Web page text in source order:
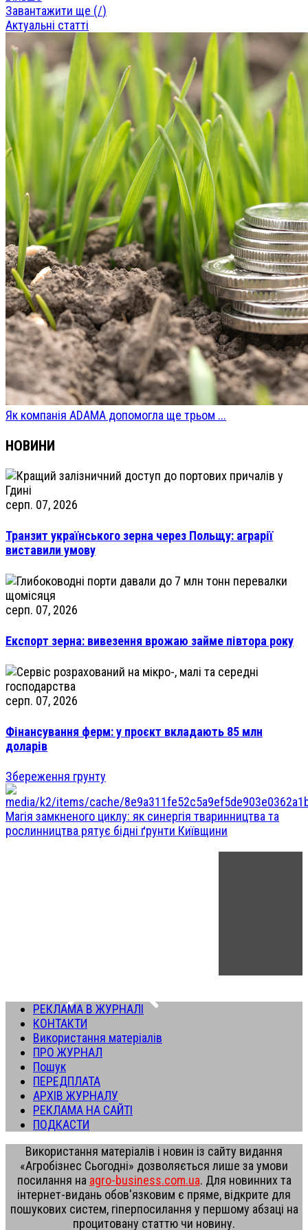
Завантажити ще (/)
Актуальні статті
Як компанія ADAMA допомогла ще трьом ...
НОВИНИ
серп. 07, 2026
Транзит українського зерна через Польщу: аграрії
виставили умову
серп. 07, 2026
Експорт зерна: вивезення врожаю займе півтора року
серп. 07, 2026
Фінансування ферм: у проєкт вкладають 85 млн
доларів
Збереження грунту
Магія замкненого циклу: як синергія тваринництва та
рослинництва рятує бідні ґрунти Київщини
РЕКЛАМА В ЖУРНАЛІ
КОНТАКТИ
Використання матеріалів
ПРО ЖУРНАЛ
Пошук
ПЕРЕДПЛАТА
АРХІВ ЖУРНАЛУ
РЕКЛАМА НА САЙТІ
ПОДКАСТИ
Використання матеріалів і новин із сайту видання
«Агробізнес Сьогодні» дозволяється лише за умови
посилання на agro-business.com.ua. Для новинних та
інтернет-видань обов'язковим є пряме, відкрите для
пошукових систем, гіперпосилання у першому абзаці на
процитовану статтю чи новину.